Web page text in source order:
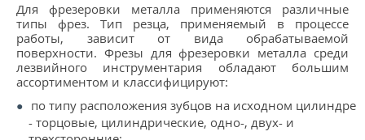
Для фрезеровки металла применяются различные
типы фрез. Тип резца, применяемый в процессе
работы, зависит от вида обрабатываемой
поверхности. Фрезы для фрезеровки металла среди
лезвийного инструментария обладают большим
ассортиментом и классифицируют:
по типу расположения зубцов на исходном цилиндре
- торцовые, цилиндрические, одно-, двух- и